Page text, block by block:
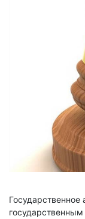
Государственное